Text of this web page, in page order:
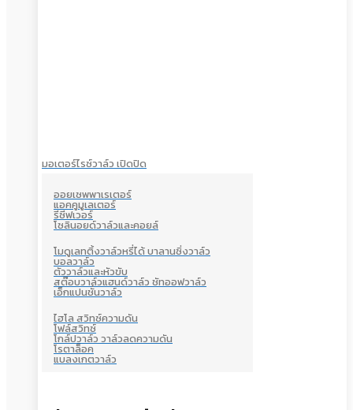
มอเตอร์ไรซ์วาล์ว เปิดปิด
ออยเซพพาเรเตอร์
แอคคูมูเลเตอร์
รีซีฟเวอร์
โซลินอยด์วาล์วและคอยล์
โมดูเลทติ้งวาล์วหรี่ได้ บาลานซิ่งวาล์ว
บอลวาล์ว
ตัววาล์วและหัวขับ
สต๊อบวาล์วแฮนด์วาล์ว ชัทออฟวาล์ว
เอ็กแปนชั่นวาล์ว
ไฮโล สวิทซ์ความดัน
โฟล์สวิทซ์
โกล์ปวาล์ว วาล์วลดความดัน
โรตาล็อค
แบลงเกตวาล์ว